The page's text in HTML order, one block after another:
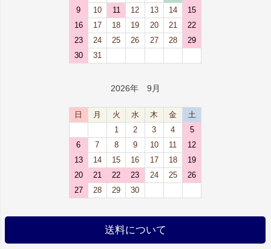
9
10 11 12 13 14
15
16
17 18 19 20 21
22
23
24 25 26 27 28
29
30
31
2026年 9月
日 月 火 水 木 金
土
1
2 3 4
5
6
7 8 9 10 11
12
13
14 15 16 17 18
19
20
21 22 23 24 25
26
27
28 29 30
送料について